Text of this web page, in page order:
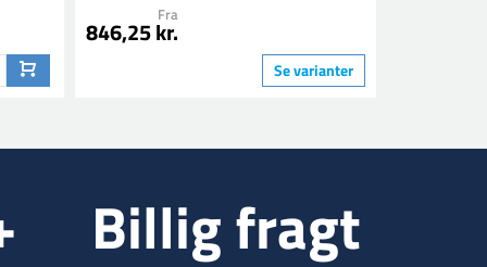
Fra
846,25 kr.
Se varianter
Billig fragt